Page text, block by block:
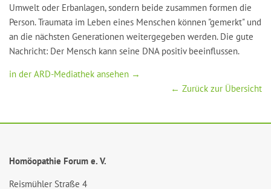
Umwelt oder Erbanlagen, sondern beide zusammen formen die
Person. Traumata im Leben eines Menschen können "gemerkt" und
an die nächsten Generationen weitergegeben werden. Die gute
Nachricht: Der Mensch kann seine DNA positiv beeinflussen.
in der ARD-Mediathek ansehen →
← Zurück zur Übersicht
Homöopathie Forum e. V.
Reismühler Straße 4